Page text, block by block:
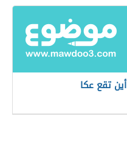
أين تقع عكا